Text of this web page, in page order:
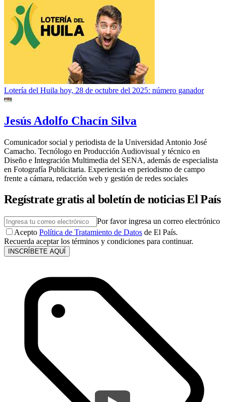
Lotería del Huila hoy, 28 de octubre del 2025: número ganador
Jesús Adolfo Chacín Silva
Comunicador social y periodista de la Universidad Antonio José
Camacho. Tecnólogo en Producción Audiovisual y técnico en
Diseño e Integración Multimedia del SENA, además de especialista
en Fotografía Publicitaria. Experiencia en periodismo de campo
frente a cámara, redacción web y gestión de redes sociales
Regístrate gratis al boletín de noticias El País
Por favor ingresa un correo electrónico
Acepto Política de Tratamiento de Datos de El País.
Recuerda aceptar los términos y condiciones para continuar.
INSCRÍBETE AQUÍ